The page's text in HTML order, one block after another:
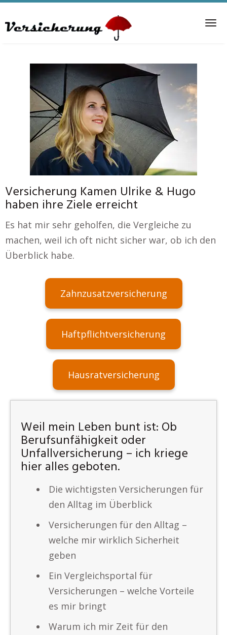
to
Versicherung Kamen Ulrike & Hugo
haben ihre Ziele erreicht
Es hat mir sehr geholfen, die Vergleiche zu
machen, weil ich oft nicht sicher war, ob ich den
Überblick habe.
Zahnzusatzversicherung
Haftpflichtversicherung
Hausratversicherung
Weil mein Leben bunt ist: Ob
Berufsunfähigkeit oder
Unfallversicherung – ich kriege
hier alles geboten.
Die wichtigsten Versicherungen für
den Alltag im Überblick
Versicherungen für den Alltag –
welche mir wirklich Sicherheit
geben
Ein Vergleichsportal für
Versicherungen – welche Vorteile
es mir bringt
Warum ich mir Zeit für den